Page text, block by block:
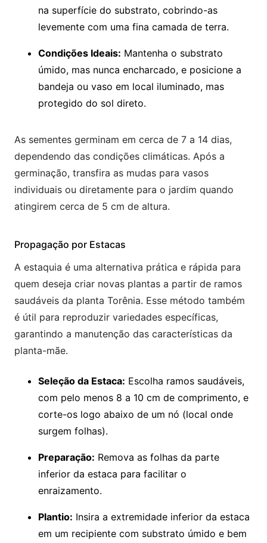
na superfície do substrato, cobrindo-as
levemente com uma fina camada de terra.
Condições Ideais: Mantenha o substrato
úmido, mas nunca encharcado, e posicione a
bandeja ou vaso em local iluminado, mas
protegido do sol direto.
As sementes germinam em cerca de 7 a 14 dias,
dependendo das condições climáticas. Após a
germinação, transfira as mudas para vasos
individuais ou diretamente para o jardim quando
atingirem cerca de 5 cm de altura.
Propagação por Estacas
A estaquia é uma alternativa prática e rápida para
quem deseja criar novas plantas a partir de ramos
saudáveis da planta Torênia. Esse método também
é útil para reproduzir variedades específicas,
garantindo a manutenção das características da
planta-mãe.
Seleção da Estaca: Escolha ramos saudáveis,
com pelo menos 8 a 10 cm de comprimento, e
corte-os logo abaixo de um nó (local onde
surgem folhas).
Preparação: Remova as folhas da parte
inferior da estaca para facilitar o
enraizamento.
Plantio: Insira a extremidade inferior da estaca
em um recipiente com substrato úmido e bem